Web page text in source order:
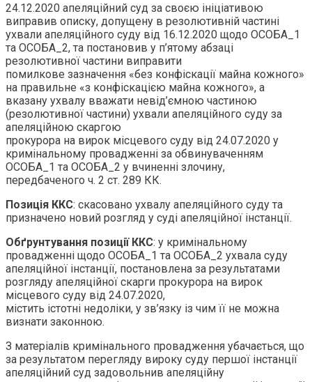
24.12.2020 апеляційний суд за своєю ініціативою
виправив описку, допущену в резолютивній частині
ухвали апеляційного суду від 16.12.2020 щодо ОСОБА_1
та ОСОБА_2, та постановив у п’ятому абзаці
резолютивної частини виправити
помилкове зазначення «без конфіскації майна кожного»
на правильне «з конфіскацією майна кожного», а
вказану ухвалу вважати невід’ємною частиною
(резолютивної частини) ухвали апеляційного суду за
апеляційною скаргою
прокурора на вирок місцевого суду від 24.07.2020 у
кримінальному провадженні за обвинуваченням
ОСОБА_1 та ОСОБА_2 у вчиненні злочину,
передбаченого ч. 2 ст. 289 КК.
Позиція ККС: скасовано ухвалу апеляційного суду та
призначено новий розгляд у суді апеляційної інстанції.
Обґрунтування позиції ККС: у кримінальному
провадженні щодо ОСОБА_1 та ОСОБА_2 ухвала суду
апеляційної інстанції, постановлена за результатами
розгляду апеляційної скарги прокурора на вирок
місцевого суду від 24.07.2020,
містить істотні недоліки, у зв’язку із чим її не можна
визнати законною.
З матеріалів кримінального провадження убачається, що
за результатом перегляду вироку суду першої інстанції
апеляційний суд задовольнив апеляційну